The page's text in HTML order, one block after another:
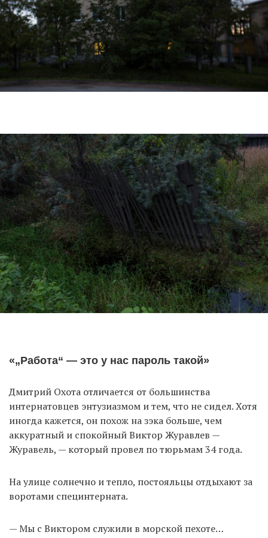
«„Работа“ — это у нас пароль такой»
Дмитрий Охота отличается от большинства
интернатовцев энтузиазмом и тем, что не сидел. Хотя
иногда кажется, он похож на зэка больше, чем
аккуратный и спокойный Виктор Журавлев —
Журавель, — который провел по тюрьмам 34 года.
На улице солнечно и тепло, постояльцы отдыхают за
воротами специнтерната.
— Мы с Виктором служили в морской пехоте…